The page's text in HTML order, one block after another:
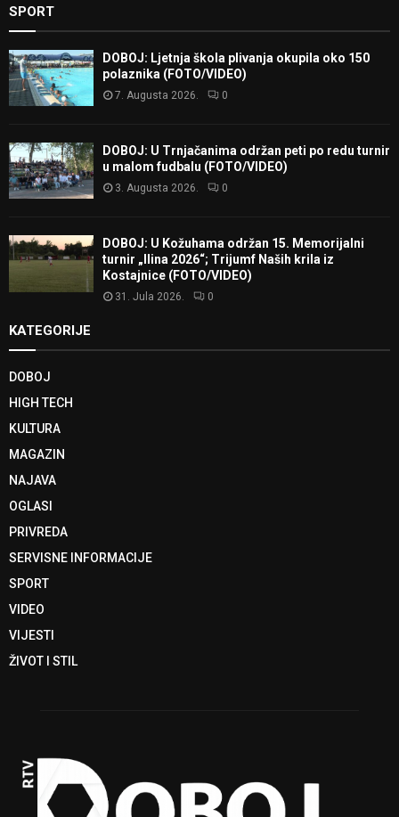
SPORT
DOBOJ: Ljetnja škola plivanja okupila oko 150
polaznika (FOTO/VIDEO)
7. Augusta 2026. 0
DOBOJ: U Trnjačanima održan peti po redu turnir
u malom fudbalu (FOTO/VIDEO)
3. Augusta 2026. 0
DOBOJ: U Kožuhama održan 15. Memorijalni
turnir „Ilina 2026“; Trijumf Naših krila iz
Kostajnice (FOTO/VIDEO)
31. Jula 2026. 0
KATEGORIJE
DOBOJ
HIGH TECH
KULTURA
MAGAZIN
NAJAVA
OGLASI
PRIVREDA
SERVISNE INFORMACIJE
SPORT
VIDEO
VIJESTI
ŽIVOT I STIL